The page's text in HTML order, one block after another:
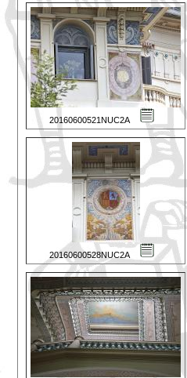
20160600521NUC2A
20160600528NUC2A